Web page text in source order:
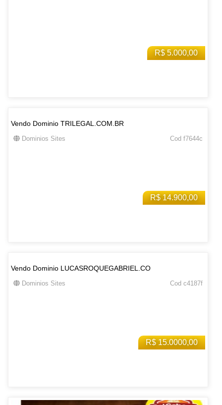
R$ 5.000,00
R$ 14.900,00
Vendo Dominio TRILEGAL.COM.BR
Dominios Sites Cod f7644c
R$ 15.0000,00
Vendo Dominio LUCASROQUEGABRIEL.CO
Dominios Sites Cod c4187f